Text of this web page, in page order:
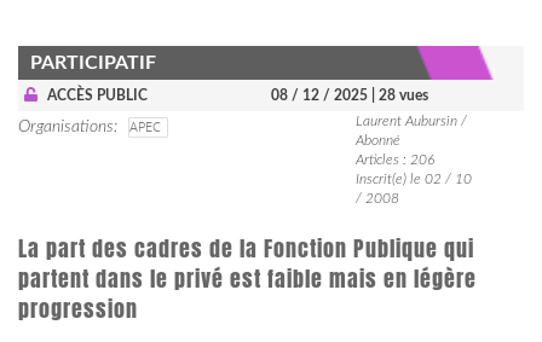
PARTICIPATIF
ACCÈS PUBLIC 08 / 12 / 2025 | 28 vues
Organisations APEC
Laurent Aubursin /
Abonné
Articles : 206
Inscrit(e) le 02 / 10
/ 2008
La part des cadres de la Fonction Publique qui
partent dans le privé est faible mais en légère
progression